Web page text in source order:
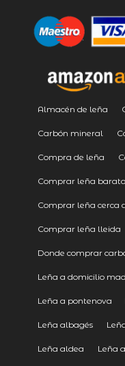
Almacén de leña
Carbón mineral
Compra de leña
Comprar leña barata
Comprar leña cerca
Comprar leña lleida
Donde comprar
Leña a domicilio
Leña a pontenova
Leña albagés
Leña aldea Leña